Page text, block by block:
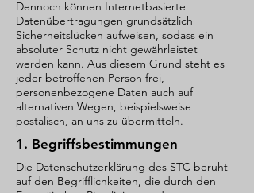
Dennoch können Internetbasierte
Datenübertragungen grundsätzlich
Sicherheitslücken aufweisen, sodass ein
absoluter Schutz nicht gewährleistet
werden kann. Aus diesem Grund steht es
jeder betroffenen Person frei,
personenbezogene Daten auch auf
alternativen Wegen, beispielsweise
postalisch, an uns zu übermitteln.
1. Begriffsbestimmungen
Die Datenschutzerklärung des STC beruht
auf den Begrifflichkeiten, die durch den